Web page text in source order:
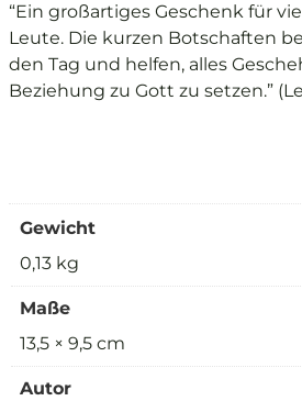
“Ein großartiges Geschenk für
Leute. Die kurzen Botschaften
den Tag und helfen, alles
Beziehung zu Gott zu setzen.”
Gewicht
0,13 kg
Maße
13,5 × 9,5 cm
Autor